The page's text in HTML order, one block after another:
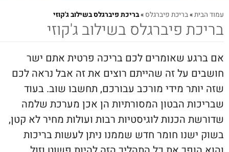
עמוד הבית»בריכת פיברגלס »בריכת פיברגלס בשילוב ג'קוזי
בריכת פיברגלס בשילוב ג'קוזי
אם ברגע שאומרים לכם בריכה פרטית אתם ישר
חושבים על זה שהייתם רוצים את זה אבל נראה לכם
שזה יותר מידי מורכב עבורכם, תחשבו שוב. בעוד
שבריכות הבטון המסורתיות הן אכן מערכת שלמה
שדורשת הכנות לוגיסטיות רבות ועולות מחיר לא קטן,
בשוק ישנו חומר חדש שממנו ניתן לעשות בריכות